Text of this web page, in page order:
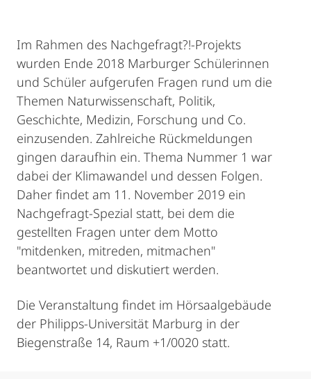
Im Rahmen des Nachgefragt?!-Projekts
wurden Ende 2018 Marburger Schülerinnen
und Schüler aufgerufen Fragen rund um die
Themen Naturwissenschaft, Politik,
Geschichte, Medizin, Forschung und Co.
einzusenden. Zahlreiche Rückmeldungen
gingen daraufhin ein. Thema Nummer 1 war
dabei der Klimawandel und dessen Folgen.
Daher findet am 11. November 2019 ein
Nachgefragt-Spezial statt, bei dem die
gestellten Fragen unter dem Motto
"mitdenken, mitreden, mitmachen"
beantwortet und diskutiert werden.
Die Veranstaltung findet im Hörsaalgebäude
der Philipps-Universität Marburg in der
Biegenstraße 14, Raum +1/0020 statt.